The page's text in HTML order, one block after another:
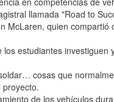
llamada "Road to
McLaren, quien compartió
estudiantes investiguen
cosas que
proyecto.
de los vehículos